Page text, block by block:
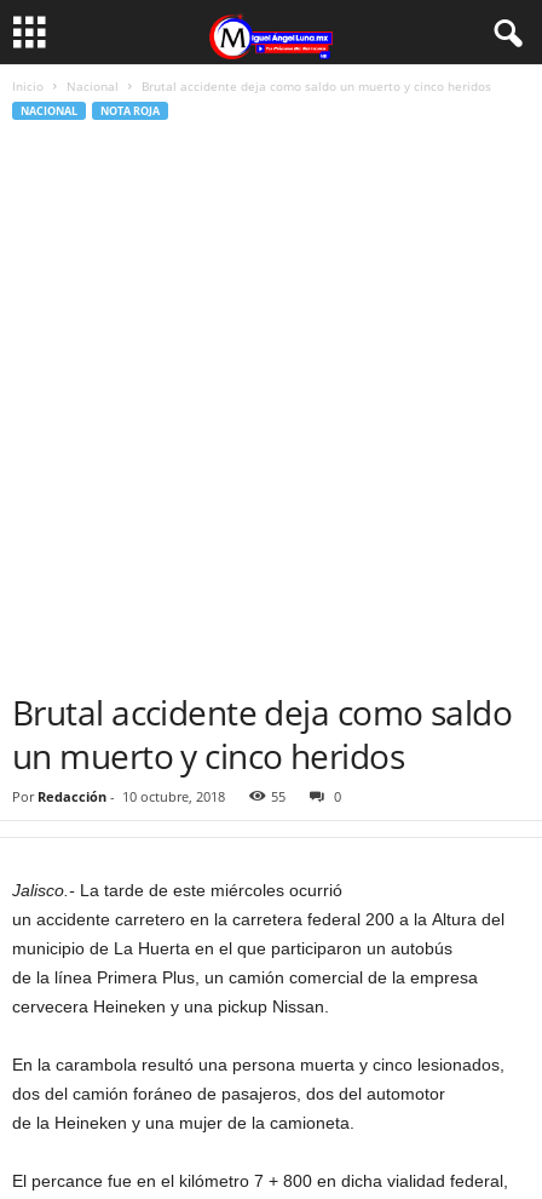
Inicio Nacional Brutal accidente deja como saldo un muerto y cinco heridos
NACIONAL NOTA ROJA
Brutal accidente deja como saldo
un muerto y cinco heridos
Por Redacción - 10 octubre, 2018 55 0
Jalisco.- La tarde de este miércoles ocurrió
un accidente carretero en la carretera federal 200 a la Altura del
municipio de La Huerta en el que participaron un autobús
de la línea Primera Plus, un camión comercial de la empresa
cervecera Heineken y una pickup Nissan.
En la carambola resultó una persona muerta y cinco lesionados,
dos del camión foráneo de pasajeros, dos del automotor
de la Heineken y una mujer de la camioneta.
El percance fue en el kilómetro 7 + 800 en dicha vialidad federal,